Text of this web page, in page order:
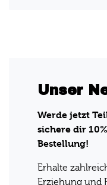
Unser
Werde jetzt
sichere dir
Bestellung!
Erhalte
Erziehung und